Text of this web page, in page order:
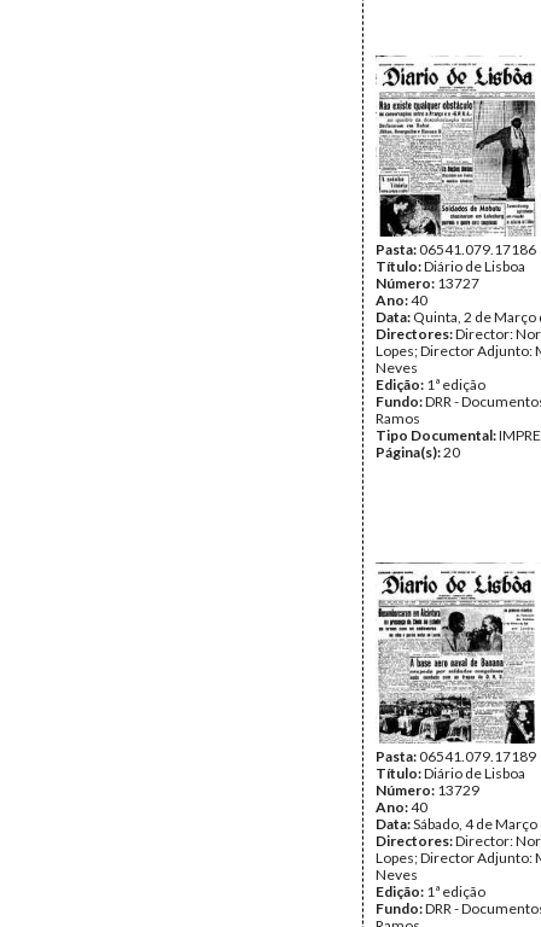
Pasta:06541.079.17186
Título:Diário de Lisboa
Número: 13727
Ano:40
Data: Quinta, 2 de Março
Directores:Director:
Lopes; Director Adjunto:
Neves
Edição: 1ª edição
Fundo:DRR -
Ramos
Tipo Documental:
Página(s):20
Pasta:06541.079.17189
Título:Diário de Lisboa
Número: 13729
Ano:40
Data:Sábado, 4 de
Directores:Director:
Lopes; Director Adjunto:
Neves
Edição: 1ª edição
Fundo:DRR -